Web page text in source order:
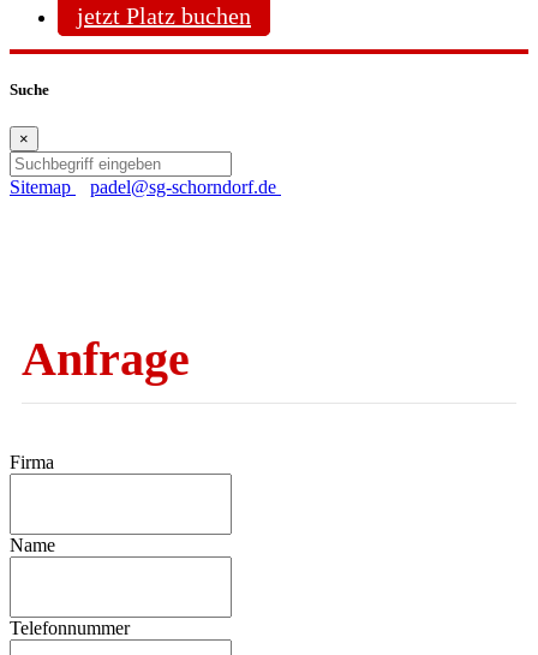
jetzt Platz buchen
Suche
×
Sitemap padel@sg-schorndorf.de
Anfrage
Firma
Name
Telefonnummer